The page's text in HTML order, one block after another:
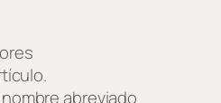
abreviado